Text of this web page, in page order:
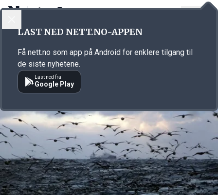
Annonsørinnhold
LAST NED NETT.NO-APPEN
Få nett.no som app på Android for enklere tilgang til
de siste nyhetene.
Last ned fra
Google Play